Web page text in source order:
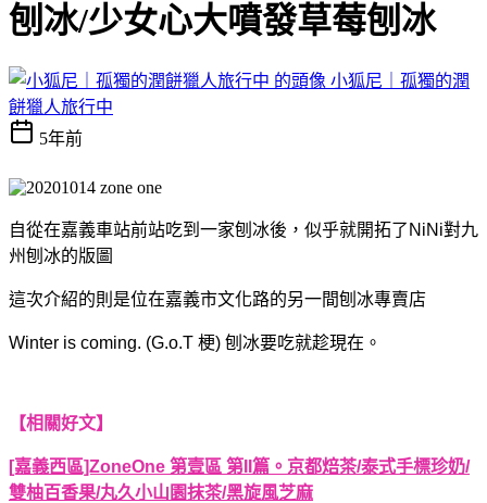
刨冰/少女心大噴發草莓刨冰
小狐尼｜孤獨的潤
餅獵人旅行中
5年前
自從在嘉義車站前站吃到一家刨冰後， 似乎就開拓了NiNi對九
州刨冰的版圖
這次介紹的則是位在嘉義市文化路的另一間刨冰專賣店
Winter is coming. (G.o.T 梗) 刨冰要吃就趁現在。
【相關好文】
[嘉義西區]ZoneOne 第壹區 第II篇。京都焙茶/泰式手標珍奶/
雙柚百香果/丸久小山園抹茶/黑旋風芝麻